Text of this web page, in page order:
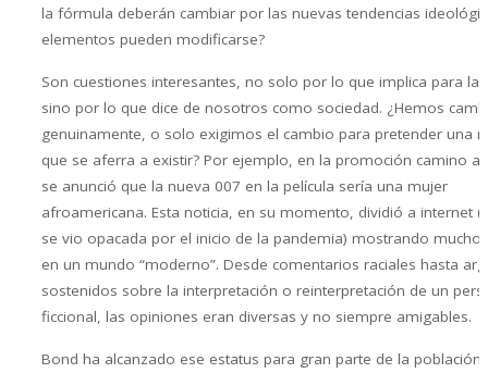
la fórmula deberán cambiar por las nuevas tendencias
elementos pueden modificarse?
Son cuestiones interesantes, no solo por lo que implica para la
sino por lo que dice de nosotros como sociedad. ¿Hemos
genuinamente, o solo exigimos el cambio para pretender una
que se aferra a existir? Por ejemplo, en la promoción camino a
se anunció que la nueva 007 en la película sería una mujer
afroamericana. Esta noticia, en su momento, dividió a internet
se vio opacada por el inicio de la pandemia) mostrando
en un mundo “moderno”. Desde comentarios raciales hasta
sostenidos sobre la interpretación o reinterpretación de un
ficcional, las opiniones eran diversas y no siempre amigables.
Bond ha alcanzado ese estatus para gran parte de la población.